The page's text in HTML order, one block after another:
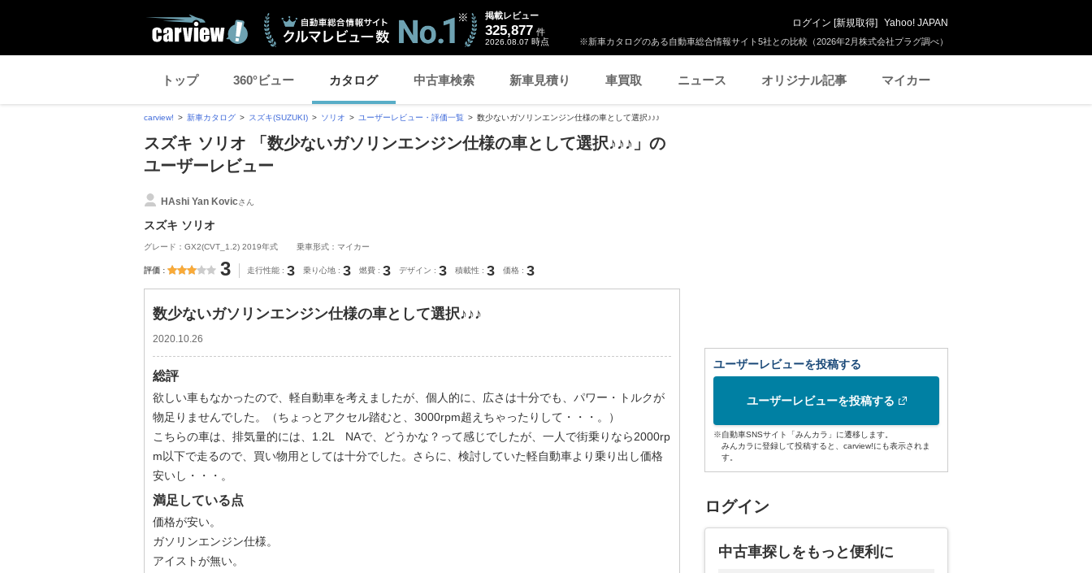
※新車カタログのある自動車総合情報サイト5社との比較（2026年2月株式会社プラグ調べ）
掲載レビュー
325,877 件
2026.08.07 時点
ログイン [新規取得] Yahoo! JAPAN
トップ 360°ビュー カタログ 中古車検索 新車見積り 車買取 ニュース オリジナル記事 マイカー
carview! 新車カタログ スズキ(SUZUKI) ソリオ ユーザーレビュー・評価一覧 数少ないガソリンエンジン仕様の車として選択♪♪♪
スズキ ソリオ 「数少ないガソリンエンジン仕様の車として選択♪♪♪」の
ユーザーレビュー
HAshi Yan Kovicさん
スズキ ソリオ
グレード：GX2(CVT_1.2) 2019年式 乗車形式：マイカー
評価 3 走行性能 3 乗り心地 3 燃費 3 デザイン 3 積載性 3 価格 3
数少ないガソリンエンジン仕様の車として選択♪♪♪
2020.10.26
総評
欲しい車もなかったので、軽自動車を考えましたが、個人的に、広さは十分でも、パワー・トルクが
物足りませんでした。（ちょっとアクセル踏むと、3000rpm超えちゃったりして・・・。）
こちらの車は、排気量的には、1.2L NAで、どうかな？って感じでしたが、一人で街乗りなら2000rp
m以下で走るので、買い物用としては十分でした。さらに、検討していた軽自動車より乗り出し価格
安いし・・・。
満足している点
価格が安い。
ガソリンエンジン仕様。
アイストが無い。
ユーザーレビューを投稿する
ユーザーレビューを投稿する
※自動車SNSサイト「みんカラ」に遷移します。
みんカラに登録して投稿すると、carview!にも表示されま
す。
ログイン
中古車探しをもっと便利に